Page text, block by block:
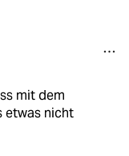
mit dem
etwas nicht